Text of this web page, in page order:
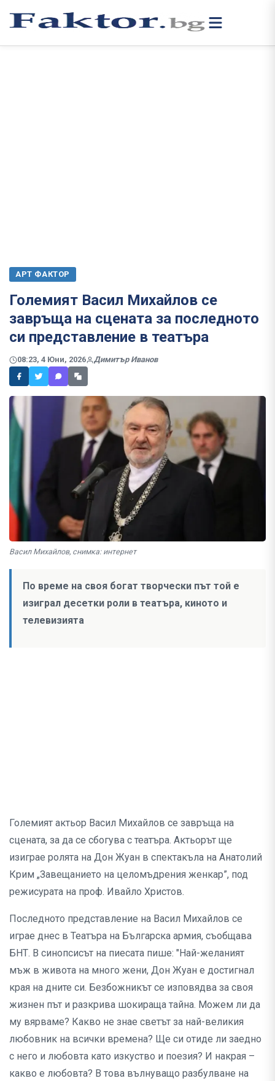
АРТ ФАКТОР
Големият Васил Михайлов се
завръща на сцената за последното
си представление в театъра
08:23, 4 Юни, 2026 Димитър Иванов
Васил Михайлов, снимка: интернет
По време на своя богат творчески път той е
изиграл десетки роли в театъра, киното и
телевизията
Големият актьор Васил Михайлов се завръща на
сцената, за да се сбогува с театъра. Актьорът ще
изиграе ролята на Дон Жуан в спектакъла на Анатолий
Крим „Завещанието на целомъдрения женкар”, под
режисурата на проф. Ивайло Христов.
Последното представление на Васил Михайлов се
играе днес в Театъра на Българска армия, съобщава
БНТ. В синопсисът на пиесата пише: "Най-желаният
мъж в живота на много жени, Дон Жуан е достигнал
края на дните си. Безбожникът се изповядва за своя
жизнен път и разкрива шокираща тайна. Можем ли да
му вярваме? Какво не знае светът за най-великия
любовник на всички времена? Ще си отиде ли заедно
с него и любовта като изкуство и поезия? И накрая –
какво е любовта? В това вълнуващо разбулване на